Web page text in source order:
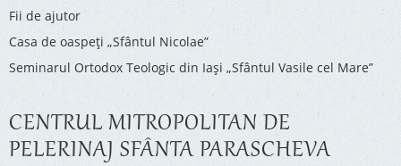
Fii de ajutor
Casa de oaspeți „Sfântul Nicolae”
Seminarul Ortodox Teologic din Iași „Sfântul Vasile cel Mare”
CENTRUL MITROPOLITAN DE
PELERINAJ SFÂNTA PARASCHEVA